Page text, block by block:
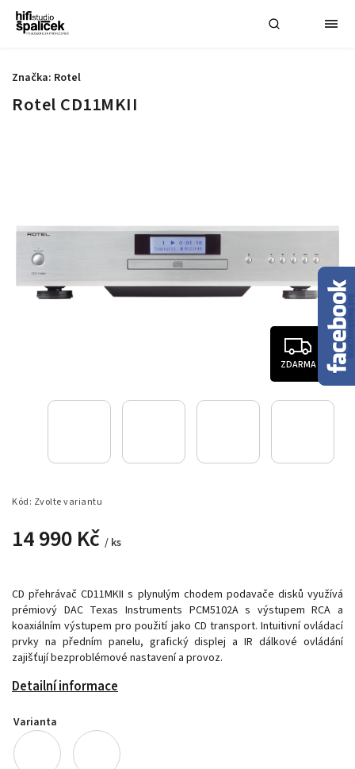
Rotel CD11MKII
ZDARMA
Kód: Zvolte variantu
14 990 Kč / ks
CD přehrávač CD11MKII s plynulým chodem podavače disků využívá
prémiový DAC Texas Instruments PCM5102A s výstupem RCA a
koaxiálním výstupem pro použití jako CD transport. Intuitivní ovládací
prvky na předním panelu, grafický displej a IR dálkové ovládání
zajišťují bezproblémové nastavení a provoz.
Detailní informace
Značka: Rotel
Varianta